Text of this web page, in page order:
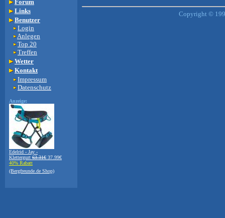
Forum
Links
Benutzer
Login
Anlegen
Top 20
Treffen
Wetter
Kontakt
Impressum
Datenschutz
Anzeige:
Edelrid - Jay -
Klettergurt 63.31€ 37.99€
40% Rabatt
(Bergfreunde.de Shop)
Copyright ©